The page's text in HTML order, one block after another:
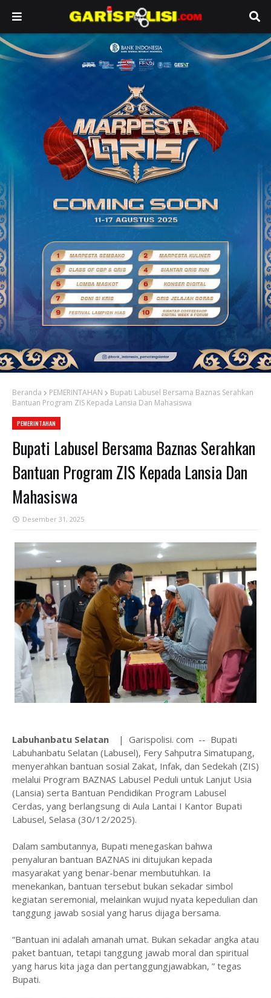
Beranda PEMERINTAHAN
‎Bupati Labusel Bersama Baznas Serahkan
Bantuan Program ZIS Kepada Lansia Dan Mahasiswa
PEMERINTAHAN
‎Bupati Labusel Bersama Baznas Serahkan
Bantuan Program ZIS Kepada Lansia Dan
Mahasiswa
Desember 31, 2025
‎Labuhanbatu Selatan
| Garispolisi. com -- Bupati
Labuhanbatu Selatan (Labusel), Fery Sahputra Simatupang,
menyerahkan bantuan sosial Zakat, Infak, dan Sedekah (ZIS)
melalui Program BAZNAS Labusel Peduli untuk Lanjut Usia
(Lansia) serta Bantuan Pendidikan Program Labusel
Cerdas, yang berlangsung di Aula Lantai I Kantor Bupati
Labusel, Selasa (30/12/2025).
‎Dalam sambutannya, Bupati menegaskan bahwa
penyaluran bantuan BAZNAS ini ditujukan kepada
masyarakat yang benar-benar membutuhkan. Ia
menekankan, bantuan tersebut bukan sekadar simbol
kegiatan seremonial, melainkan wujud nyata kepedulian dan
tanggung jawab sosial yang harus dijaga bersama.
‎“Bantuan ini adalah amanah umat. Bukan sekadar angka atau
paket bantuan, tetapi tanggung jawab moral dan spiritual
yang harus kita jaga dan pertanggungjawabkan, ” tegas
Bupati.